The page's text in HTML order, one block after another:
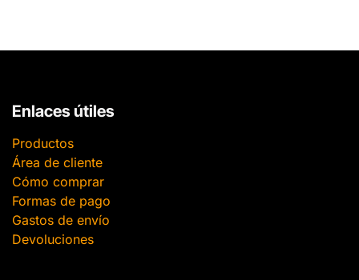
Enlaces útiles
Productos
Área de cliente
Cómo comprar
Formas de pago
Gastos de envío
Devoluciones